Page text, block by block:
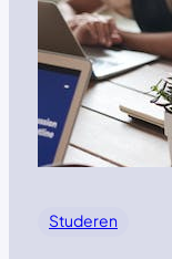
Studeren